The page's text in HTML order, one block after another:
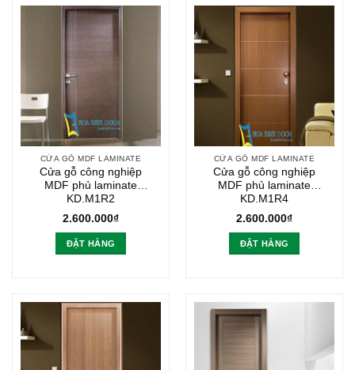
CỬA GỖ MDF LAMINATE
Cửa gỗ công nghiệp
MDF phủ laminate
KD.M1R2
2.600.000₫
ĐẶT HÀNG
CỬA GỖ MDF LAMINATE
Cửa gỗ công nghiệp
MDF phủ laminate
KD.M1R4
2.600.000₫
ĐẶT HÀNG